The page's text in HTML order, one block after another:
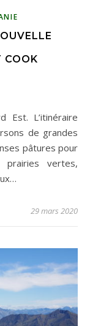
COOK
de grandes
pâtures pour
vertes,
29 mars 2020